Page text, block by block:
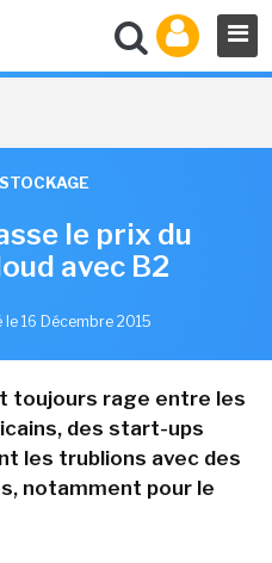
STOCKAGE
le prix du
avec B2
le 16 Décembre 2015
toujours rage entre les
des start-ups
les trublions avec des
notamment pour le